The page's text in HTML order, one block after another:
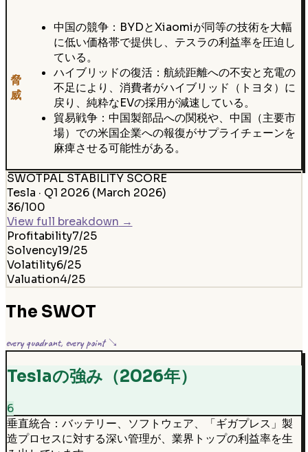
脅
威
中国の競争：BYDとXiaomiが同等の技術を大幅
に低い価格帯で提供し、テスラの利益率を圧迫し
ている。
ハイブリッドの復活：航続距離への不安と充電の
不足により、消費者がハイブリッド（トヨタ）に
戻り、純粋なEVの採用が減速している。
貿易戦争：中国製部品への関税や、中国（主要市
場）での米国企業への報復がサプライチェーンを
麻痺させる可能性がある。
SWOTPAL STABILITY SCORE
Tesla · Q1 2026 (March 2026)
36/100
View full breakdown →
Profitability7/25
Solvency19/25
Volatility6/25
Valuation4/25
The SWOT
every quadrant, every point ↘
Teslaの強み（2026年）
6
垂直統合：バッテリー、ソフトウェア、「ギガプレス」製
造プロセスに対する深い管理が、業界トップの利益率を生